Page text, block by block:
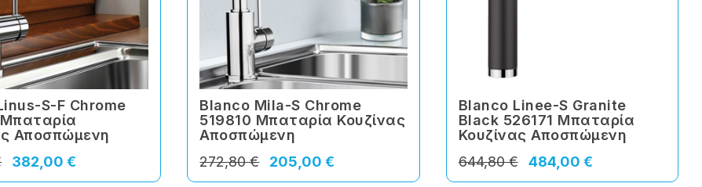
S-F Chrome
Αποσπώμενη
382,00 €
Blanco Mila-S Chrome
519810 Μπαταρία Κουζίνας
Αποσπώμενη
205,00 €
272,80 €
Blanco Linee-S Granite
Black 526171 Μπαταρία
Κουζίνας Αποσπώμενη
484,00 €
644,80 €